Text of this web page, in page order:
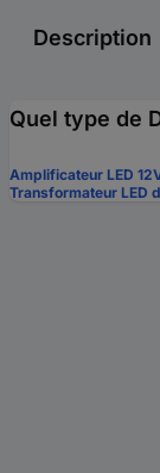
Description
Quel type de
Amplificateur LED
Transformateur LED